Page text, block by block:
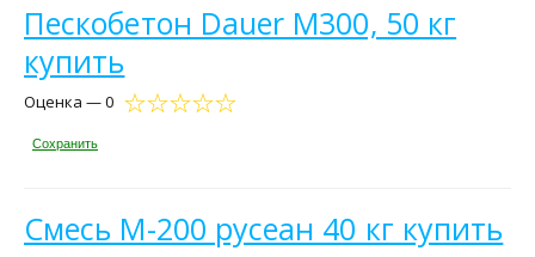
Пескобетон Dauer М300, 50 кг
купить
Оценка — 0
Сохранить
Смесь М-200 русеан 40 кг купить